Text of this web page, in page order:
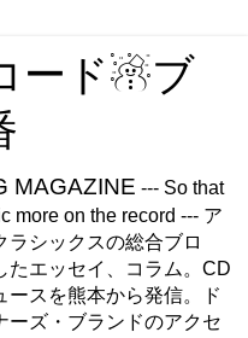
ード☃ブ
MAGAZINE --- So that
more on the record --- ア
ラシックスの総合ブロ
たエッセイ、コラム。CD
ースを熊本から発信。ド
ーズ・ブランドのアクセ